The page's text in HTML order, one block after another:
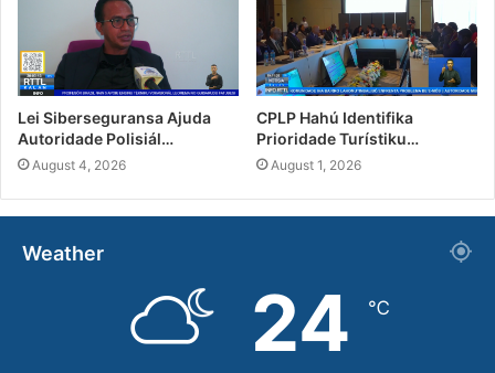
Lei Siberseguransa Ajuda
Autoridade Polisiál…
August 4, 2026
CPLP Hahú Identifika
Prioridade Turístiku…
August 1, 2026
Weather
24 ℃